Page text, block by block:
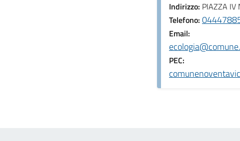
Indirizzo: PIAZZA IV
Telefono:
Email:
PEC: